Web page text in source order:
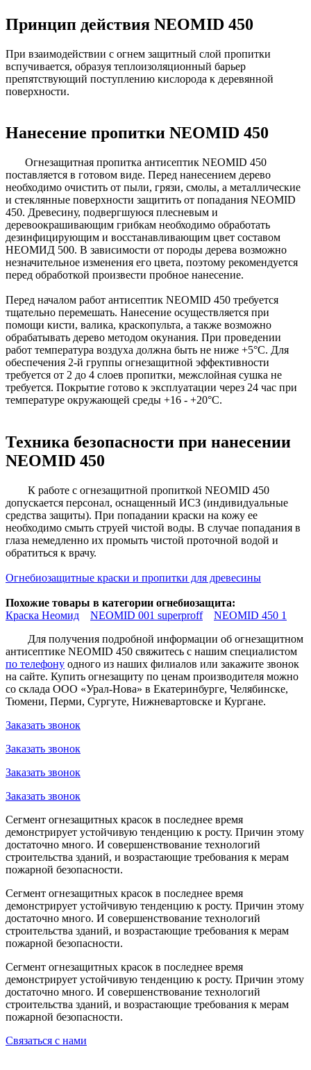
Принцип действия NEOMID 450
При взаимодействии с огнем защитный слой пропитки
вспучивается, образуя теплоизоляционный барьер
препятствующий поступлению кислорода к деревянной
поверхности.
Нанесение пропитки NEOMID 450
Огнезащитная пропитка антисептик NEOMID 450
поставляется в готовом виде. Перед нанесением дерево
необходимо очистить от пыли, грязи, смолы, а металлические
и стеклянные поверхности защитить от попадания NEOMID
450. Древесину, подвергшуюся плесневым и
деревоокрашивающим грибкам необходимо обработать
дезинфицирующим и восстанавливающим цвет составом
НЕОМИД 500. В зависимости от породы дерева возможно
незначительное изменения его цвета, поэтому рекомендуется
перед обработкой произвести пробное нанесение.
Перед началом работ антисептик NEOMID 450 требуется
тщательно перемешать. Нанесение осуществляется при
помощи кисти, валика, краскопульта, а также возможно
обрабатывать дерево методом окунания. При проведении
работ температура воздуха должна быть не ниже +5°С. Для
обеспечения 2-й группы огнезащитной эффективности
требуется от 2 до 4 слоев пропитки, межслойная сушка не
требуется. Покрытие готово к эксплуатации через 24 час при
температуре окружающей среды +16 - +20°С.
Техника безопасности при нанесении
NEOMID 450
К работе с огнезащитной пропиткой NEOMID 450
допускается персонал, оснащенный ИСЗ (индивидуальные
средства защиты). При попадании краски на кожу ее
необходимо смыть струей чистой воды. В случае попадания в
глаза немедленно их промыть чистой проточной водой и
обратиться к врачу.
Огнебиозащитные краски и пропитки для древесины
Похожие товары в категории огнебиозащита:
Краска Неомид
NEOMID 001 superproff
NEOMID 450 1
Для получения подробной информации об огнезащитном
антисептике NEOMID 450 свяжитесь с нашим специалистом
по телефону одного из наших филиалов или закажите звонок
на сайте. Купить огнезащиту по ценам производителя можно
со склада ООО «Урал-Нова» в Екатеринбурге, Челябинске,
Тюмени, Перми, Сургуте, Нижневартовске и Кургане.
Заказать звонок
Заказать звонок
Заказать звонок
Заказать звонок
Сегмент огнезащитных красок в последнее время
демонстрирует устойчивую тенденцию к росту. Причин этому
достаточно много. И совершенствование технологий
строительства зданий, и возрастающие требования к мерам
пожарной безопасности.
Сегмент огнезащитных красок в последнее время
демонстрирует устойчивую тенденцию к росту. Причин этому
достаточно много. И совершенствование технологий
строительства зданий, и возрастающие требования к мерам
пожарной безопасности.
Сегмент огнезащитных красок в последнее время
демонстрирует устойчивую тенденцию к росту. Причин этому
достаточно много. И совершенствование технологий
строительства зданий, и возрастающие требования к мерам
пожарной безопасности.
Связаться с нами